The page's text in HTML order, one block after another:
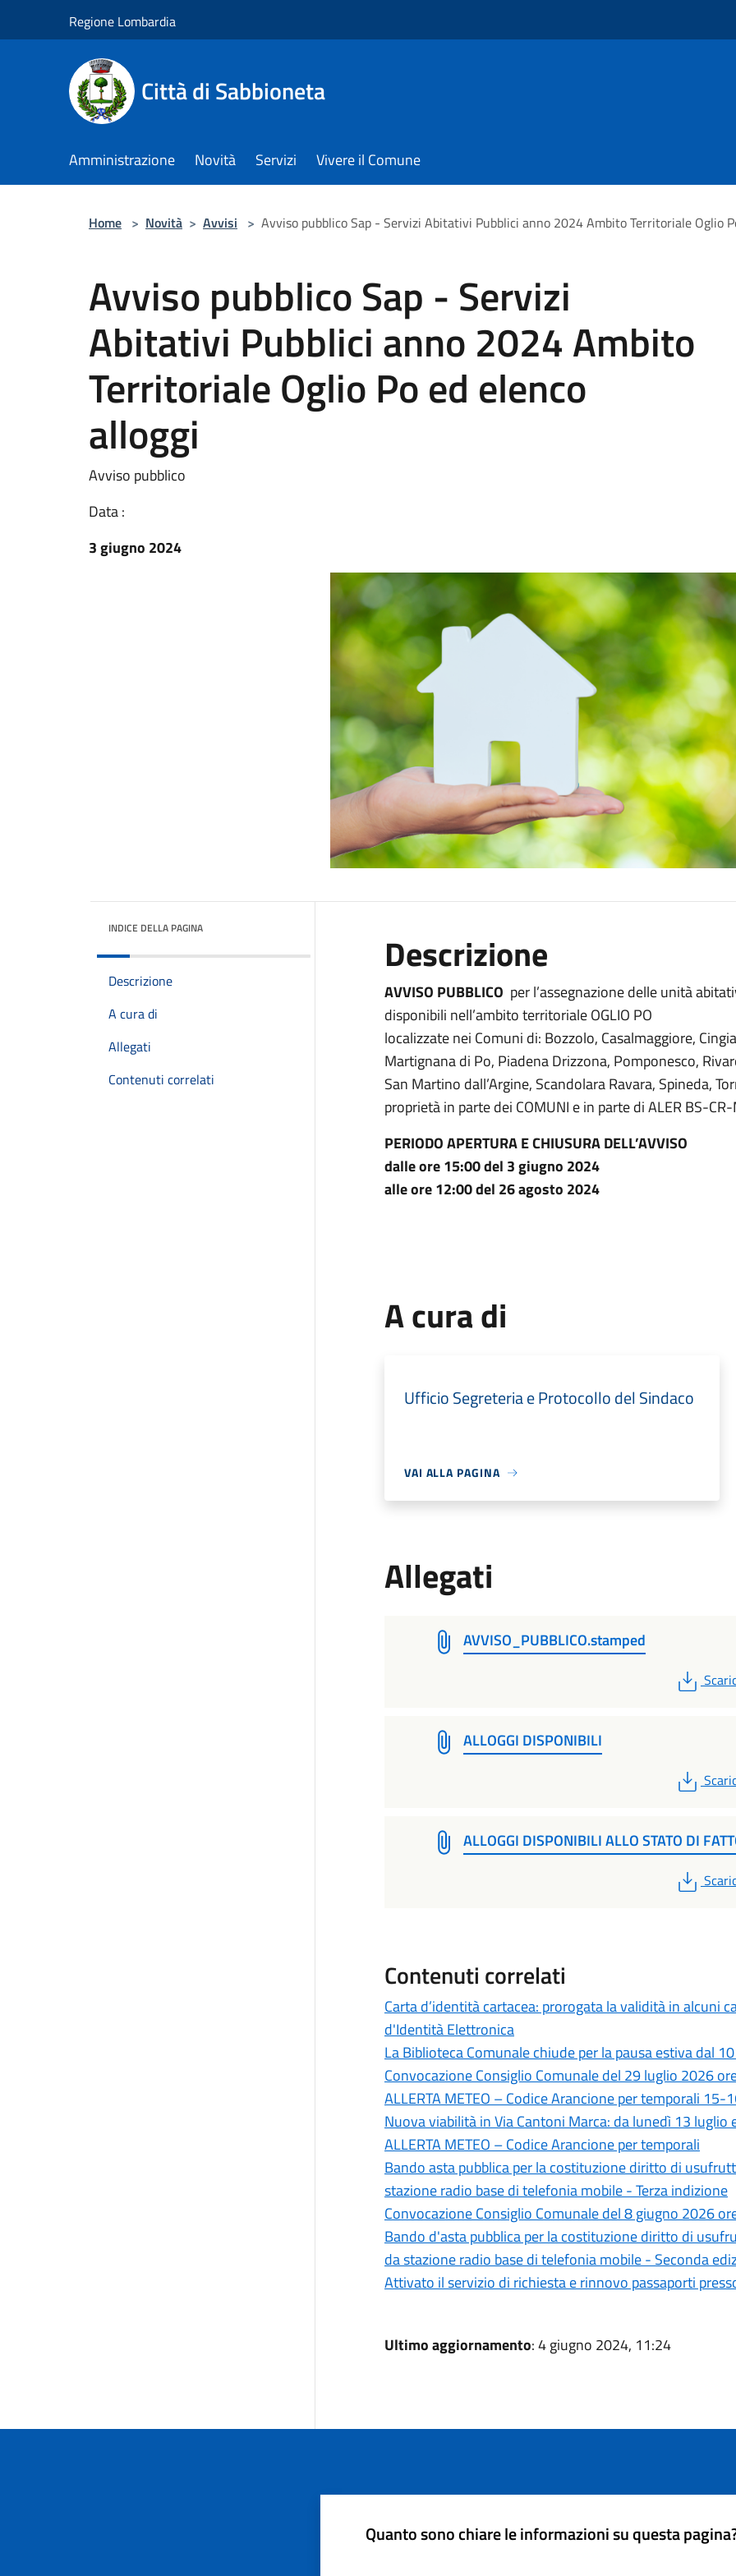
Regione Lombardia
Città di Sabbioneta
Amministrazione Novità Servizi Vivere il Comune
Home > Novità > Avvisi > Avviso pubblico Sap - Servizi Abitativi Pubblici anno 2024 Ambito Territoriale Oglio
Avviso pubblico Sap - Servizi
Abitativi Pubblici anno 2024 Ambito
Territoriale Oglio Po ed elenco
alloggi
Avviso pubblico
Data :
3 giugno 2024
INDICE DELLA PAGINA
Descrizione
A cura di
Allegati
Contenuti correlati
Descrizione
AVVISO PUBBLICO per l’assegnazione delle unità
disponibili nell’ambito territoriale OGLIO PO
localizzate nei Comuni di: Bozzolo, Casalmaggiore,
Martignana di Po, Piadena Drizzona, Pomponesco,
San Martino dall’Argine, Scandolara Ravara, Spineda,
proprietà in parte dei COMUNI e in parte di ALER BS-
PERIODO APERTURA E CHIUSURA DELL’AVVISO
dalle ore 15:00 del 3 giugno 2024
alle ore 12:00 del 26 agosto 2024
A cura di
Ufficio Segreteria e Protocollo del Sindaco
VAI ALLA PAGINA
Allegati
AVVISO_PUBBLICO.stamped
PDF
ALLOGGI DISPONIBILI
PDF
ALLOGGI DISPONIBILI ALLO STATO DI
PDF
Contenuti correlati
Carta d’identità cartacea: prorogata la validità in alcuni
d'Identità Elettronica
La Biblioteca Comunale chiude per la pausa estiva dal
Convocazione Consiglio Comunale del 29 luglio 2026
ALLERTA METEO – Codice Arancione per temporali 15-
Nuova viabilità in Via Cantoni Marca: da lunedì 13
ALLERTA METEO – Codice Arancione per temporali
Bando asta pubblica per la costituzione diritto di
stazione radio base di telefonia mobile - Terza indizione
Convocazione Consiglio Comunale del 8 giugno 2026
Bando d'asta pubblica per la costituzione diritto di
da stazione radio base di telefonia mobile - Seconda
Attivato il servizio di richiesta e rinnovo passaporti
Ultimo aggiornamento: 4 giugno 2024, 11:24
Quanto sono chiare le informazioni su questa